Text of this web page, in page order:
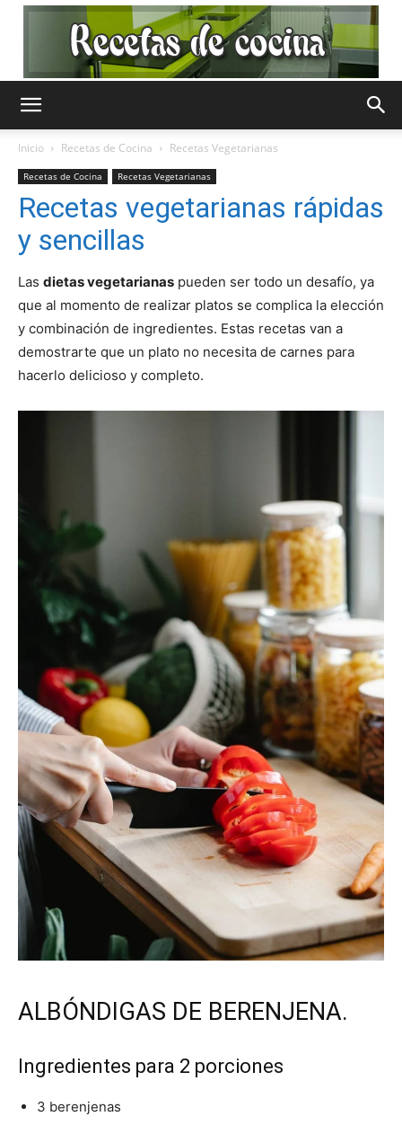
Cocina
Gratis
Cocina
Online
|
Recetas
Fáciles
Inicio Recetas de Cocina Recetas Vegetarianas
Recetas de Cocina Recetas Vegetarianas
Recetas vegetarianas rápidas
y sencillas
Las dietas vegetarianas pueden ser todo un desafío, ya
que al momento de realizar platos se complica la elección
y combinación de ingredientes. Estas recetas van a
demostrarte que un plato no necesita de carnes para
hacerlo delicioso y completo.
ALBÓNDIGAS DE BERENJENA.
Ingredientes para 2 porciones
3 berenjenas